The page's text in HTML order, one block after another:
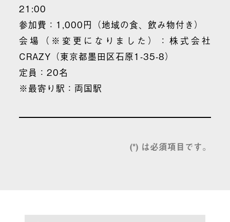
21:00
参加費：1,000円（地域の食、飲み物付き）
会場（※変更になりました）：株式会社
CRAZY（東京都墨田区石原1-35-8）
定員：20名
※最寄り駅：両国駅
(*) は必須項目です。